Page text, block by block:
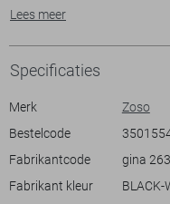
elke gelegenheid. De ronde
mix van viscose, polyester
vermogen als een subtiele
Het zwarte en witte
accentueert je taille en voegt
jurk is de perfecte keuze.
casual look of met hakken
normale lengte is deze Zoso
Lees meer
Specificaties
Merk
Zoso
Bestelcode
Fabrikantcode
gina 263
Fabrikant kleur
BLACK-